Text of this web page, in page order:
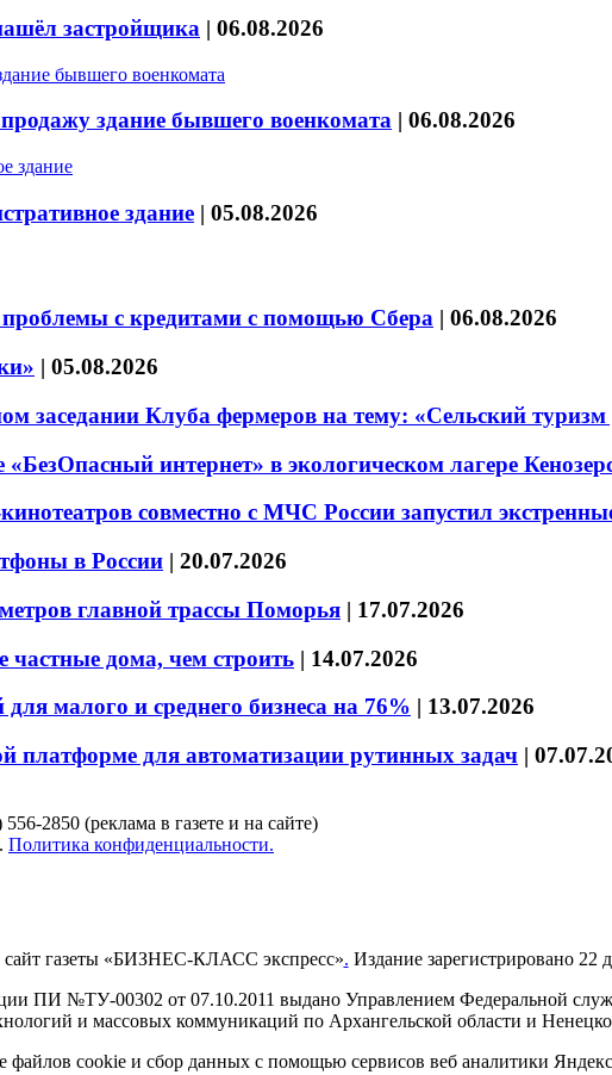
застройщика | 06.08.2026
здание бывшего военкомата | 06.08.2026
здание | 05.08.2026
с кредитами с помощью Сбера | 06.08.2026
| 05.08.2026
заседании Клуба фермеров на тему: «Сельский туризм
интернет» в экологическом лагере
совместно с МЧС России запустил
в России | 20.07.2026
главной трассы Поморья | 17.07.2026
дома, чем строить | 14.07.2026
малого и среднего бизнеса на 76% | 13.07.2026
платформе для автоматизации рутинных задач |
2850 (реклама в газете и на сайте)
Политика конфиденциальности.
газеты «БИЗНЕС-КЛАСС экспресс». Издание зарегистрировано 22
ПИ №ТУ-00302 от 07.10.2011 выдано Управлением Федеральной
и массовых коммуникаций по Архангельской области и
cookie и сбор данных с помощью сервисов веб аналитики